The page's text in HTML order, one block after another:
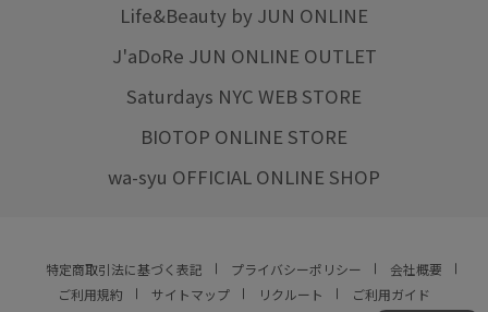
Life&Beauty by JUN ONLINE
J'aDoRe JUN ONLINE OUTLET
Saturdays NYC WEB STORE
BIOTOP ONLINE STORE
wa-syu OFFICIAL ONLINE SHOP
特定商取引法に基づく表記 プライバシーポリシー
会社概要
ご利用規約
サイトマップ リクルート ご利用ガイド